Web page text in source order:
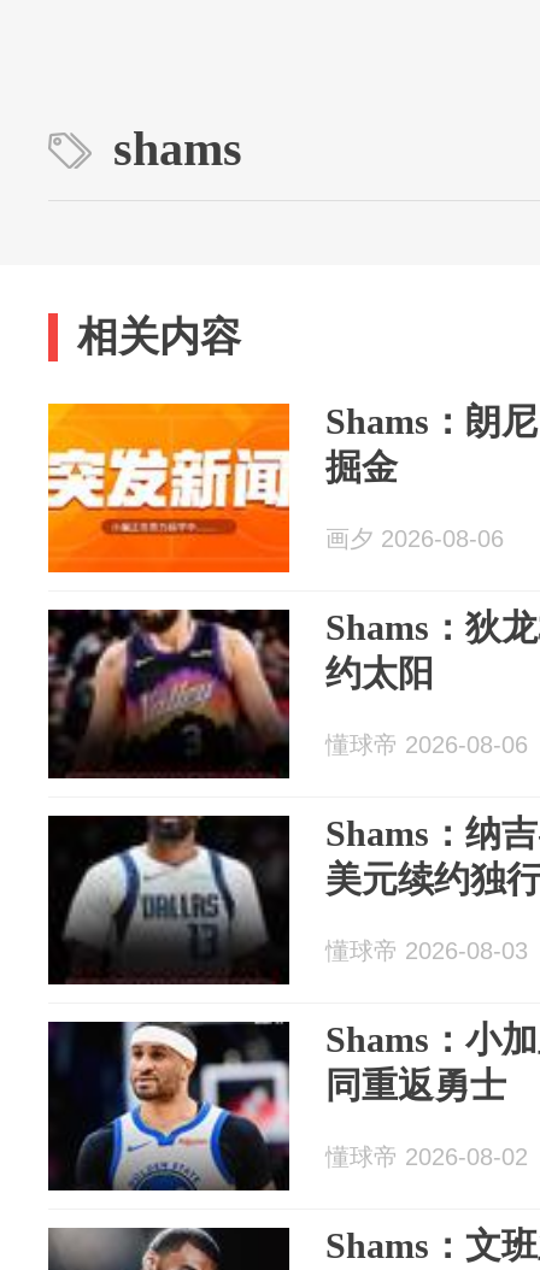
shams
相关内容
Shams：朗
掘金
画夕 2026-08-06
Shams：狄
约太阳
懂球帝 2026-08-06
Shams：纳
美元续约独
懂球帝 2026-08-03
Shams：小
同重返勇士
懂球帝 2026-08-02
Shams：文